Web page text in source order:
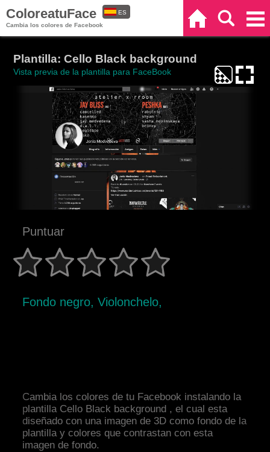
ColoreatuFace
Cambia los colores de Facebook
ES
Plantilla: Cello Black background
Vista previa de la plantilla para FaceBook
Puntuar
Fondo negro, Violonchelo,
Cambia los colores de tu Facebook instalando la
plantilla Cello Black background , el cual esta
diseñado con una imagen de 3D como fondo de la
plantilla y colores que contrastan con esta
imagen de fondo.